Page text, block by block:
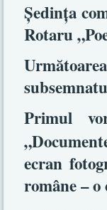
Şedinţa
Rotaru
Primul
ecran
române –